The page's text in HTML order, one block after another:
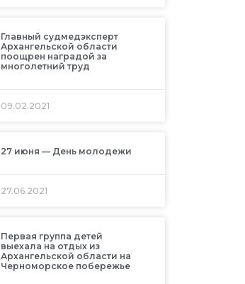
Главный судмедэксперт
Архангельской области
поощрен наградой за
многолетний труд
09.02.2021
27 июня — День молодежи
27.06.2021
Первая группа детей
выехала на отдых из
Архангельской области на
Черноморское побережье